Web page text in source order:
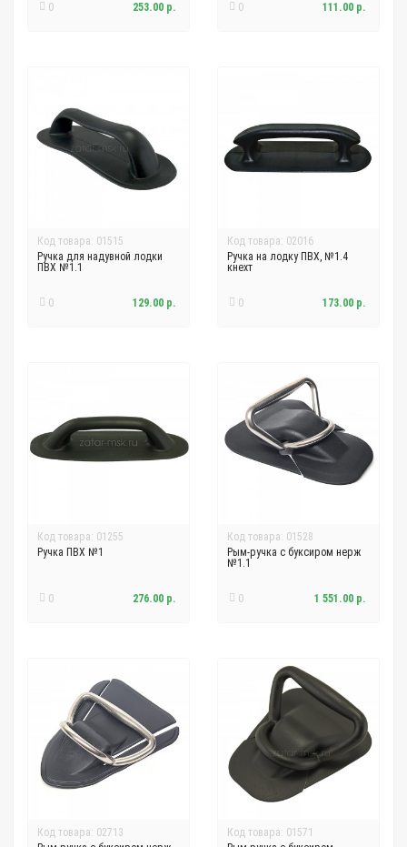
0 253.00 р. 0 111.00 р.
Код товара: 01515
Ручка для надувной лодки
ПВХ №1.1
0 129.00 р.
Код товара: 02016
Ручка на лодку ПВХ, №1.4
кнехт
0 173.00 р.
Код товара: 01255
Ручка ПВХ №1
0 276.00 р.
Код товара: 01528
Рым-ручка с буксиром нерж
№1.1
0 1 551.00 р.
Код товара: 02713
Код товара: 01571